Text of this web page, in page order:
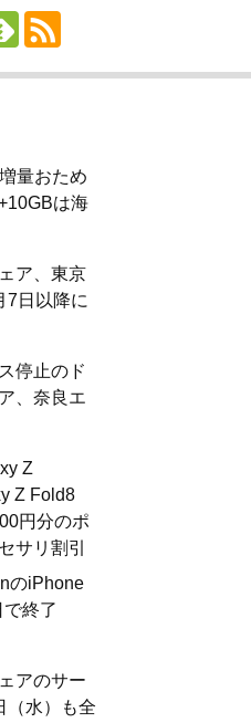
量おため
は海
ア、東京
7日以降に
停止のド
、奈良エ
Z
Z Fold8
円分のポ
サリ割引
のiPhone
終了
アのサー
（水）も全